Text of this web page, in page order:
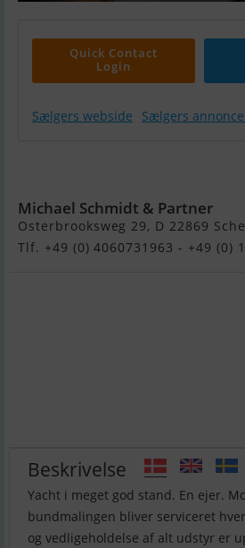
Quick Contact
Login
Sælgers webside Sælgers
Michael Schmidt & Partner
Osterbrooksweg 29, D 22869
Tlf. +49 (0) 4060731963 - +49 (0)
Beskrivelse
Yacht i meget god stand. En ejer.
bundmalingen bliver serviceret
og vedligeholdelse af alt udstyr er